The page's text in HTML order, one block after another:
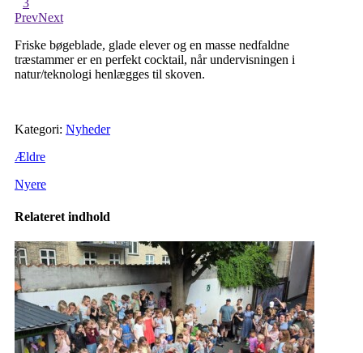
3
PrevNext
Friske bøgeblade, glade elever og en masse nedfaldne
træstammer er en perfekt cocktail, når undervisningen i
natur/teknologi henlægges til skoven.
Kategori: Nyheder
Ældre
Nyere
Relateret indhold